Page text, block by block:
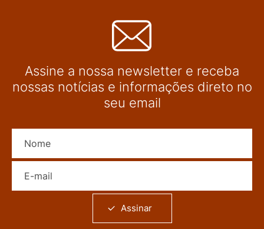
Assine a nossa newsletter e receba
nossas notícias e informações direto no
seu email
Assinar